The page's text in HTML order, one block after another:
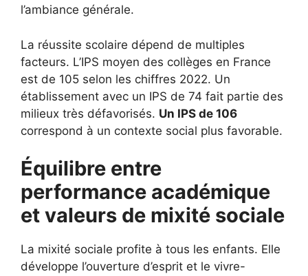
l’ambiance générale.
La réussite scolaire dépend de multiples
facteurs. L’IPS moyen des collèges en France
est de 105 selon les chiffres 2022. Un
établissement avec un IPS de 74 fait partie des
milieux très défavorisés. Un IPS de 106
correspond à un contexte social plus favorable.
Équilibre entre
performance académique
et valeurs de mixité sociale
La mixité sociale profite à tous les enfants. Elle
développe l’ouverture d’esprit et le vivre-